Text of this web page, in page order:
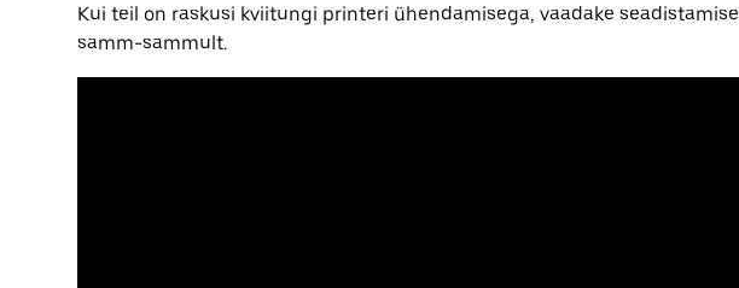
Kui teil on raskusi kviitungi printeri ühendamisega, vaadake seadistamise
samm-sammult.